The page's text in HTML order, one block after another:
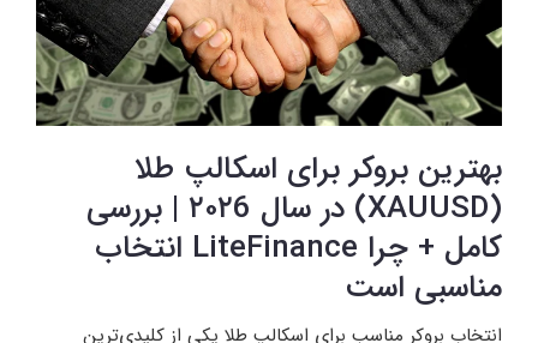
بهترین بروکر برای اسکالپ طلا
(XAUUSD) در سال ۲۰۲6 | بررسی
کامل + چرا LiteFinance انتخاب
مناسبی است
انتخاب بروکر مناسب برای اسکالپ طلا یکی از کلیدی‌ترین